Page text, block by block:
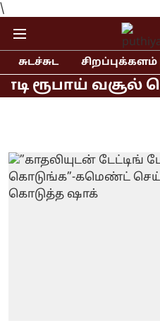
\
சுடச்சுட சிறப்புக்களம்
ரூபாய் வசூல்